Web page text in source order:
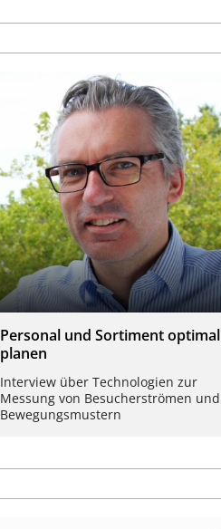
Personal und Sortiment optimal
planen
Interview über Technologien zur
Messung von Besucherströmen und
Bewegungsmustern